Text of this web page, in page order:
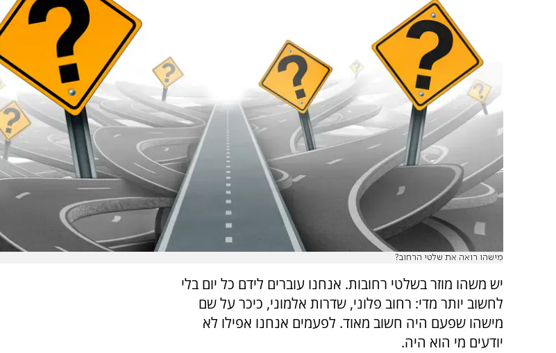
מישהו רואה את שלטי הרחוב?
יש משהו מוזר בשלטי רחובות. אנחנו עוברים לידם כל יום בלי
לחשוב יותר מדי: רחוב פלוני, שדרות אלמוני, כיכר על שם
מישהו שפעם היה חשוב מאוד. לפעמים אנחנו אפילו לא
יודעים מי הוא היה.